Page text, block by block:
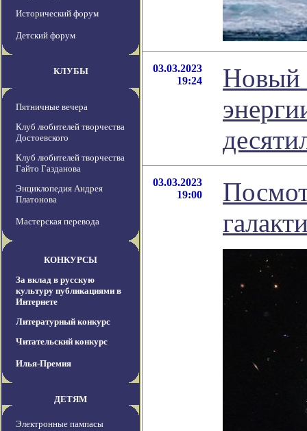
Исторический форум
Детский форум
КЛУБЫ
Пятничные вечера
Клуб любителей творчества
Достоевского
Клуб любителей творчества
Гайто Газданова
Энциклопедия Андрея
Платонова
Мастерская перевода
КОНКУРСЫ
За вклад в русскую
культуру публикациями в
Интернете
Литературный конкурс
Читательский конкурс
Илья-Премия
ДЕТЯМ
Электронные пампасы
03.03.2023
19:24
Новый
03.03.2023
19:00